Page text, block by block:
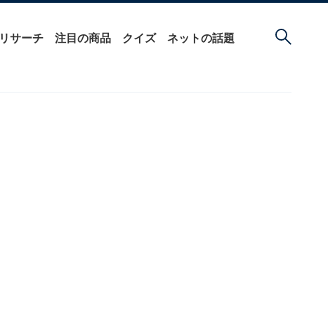
リサーチ 注目の商品 クイズ ネットの話題